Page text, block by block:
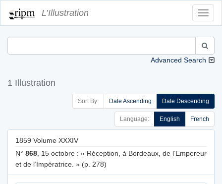
L’Illustration
Advanced Search
1 Illustration
Sort By: Date Ascending Date Descending
Language: English French
1859 Volume XXXIV
N° 868 , 15 octobre : « Réception, à Bordeaux, de l’Empereur
et de l’Impératrice. » (p. 278)